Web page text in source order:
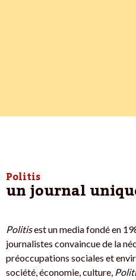
Politis
un journal
Politisest un media fondé en
journalistes convaincue de la
préoccupations sociales et
société, économie, culture,